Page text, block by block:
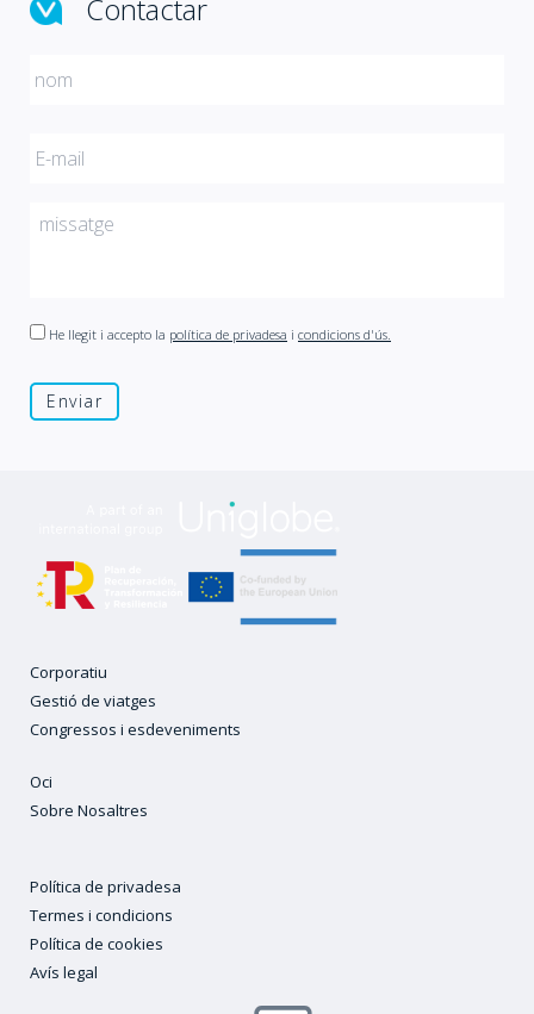
Contactar
He llegit i accepto la política de privadesa i condicions d'ús.
Corporatiu
Gestió de viatges
Congressos i esdeveniments
Oci
Sobre Nosaltres
Política de privadesa
Termes i condicions
Política de cookies
Avís legal